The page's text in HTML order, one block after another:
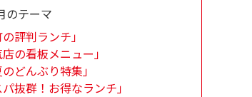
のテーマ
の評判ランチ」
店の看板メニュー」
のどんぶり特集」
パ抜群！お得なランチ」